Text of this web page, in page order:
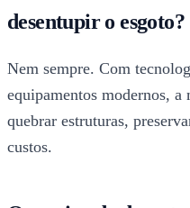
desentupir o esgoto?
Nem sempre. Com
equipamentos modernos,
quebrar estruturas,
custos.